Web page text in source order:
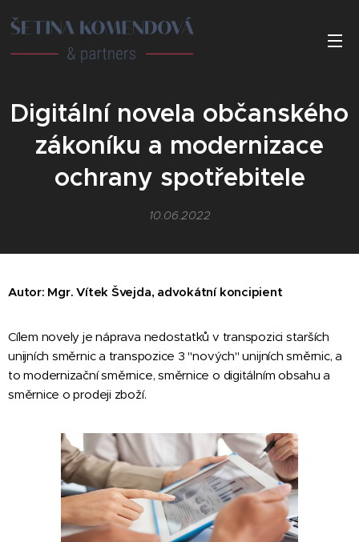
Digitální novela občanského
zákoníku a modernizace
ochrany spotřebitele
10.06.2022
Autor: Mgr. Vítek Švejda, advokátní koncipient
Cílem novely je náprava nedostatků v transpozici starších
unijních směrnic a transpozice 3 "nových" unijních směrnic, a
to modernizační směrnice, směrnice o digitálním obsahu a
směrnice o prodeji zboží.